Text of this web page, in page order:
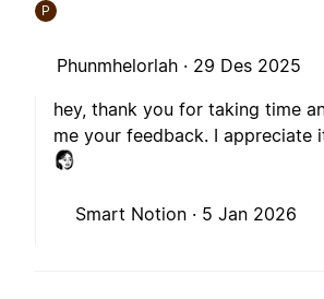
P
Phunmhelorlah · 29 Des 2025
hey, thank you for taking time
me your feedback. I appreciate
Smart Notion · 5 Jan 2026